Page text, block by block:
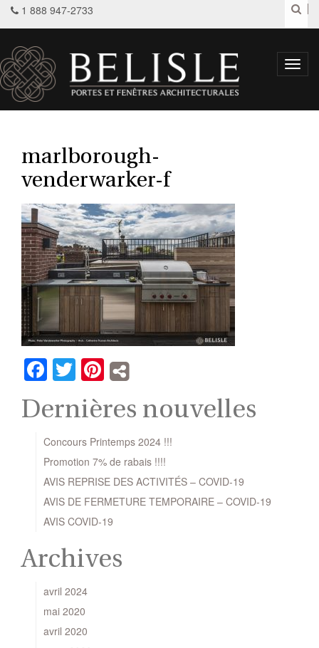
1 888 947-2733
marlborough-
venderwarker-f
Facebook
TwitterPinterest
Dernières nouvelles
Concours Printemps 2024 !!!
Promotion 7% de rabais !!!!
AVIS REPRISE DES ACTIVITÉS – COVID-19
AVIS DE FERMETURE TEMPORAIRE – COVID-19
AVIS COVID-19
Archives
avril 2024
mai 2020
avril 2020